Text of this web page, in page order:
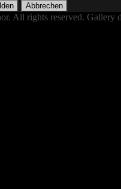
All rights reserved. Gallery